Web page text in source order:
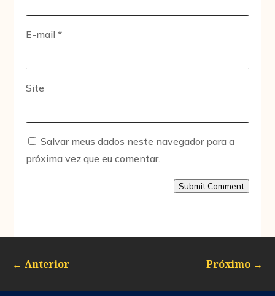
E-mail*
Site
Salvar meus dados neste navegador para a
próxima vez que eu comentar.
Submit Comment
← Anterior Próximo →